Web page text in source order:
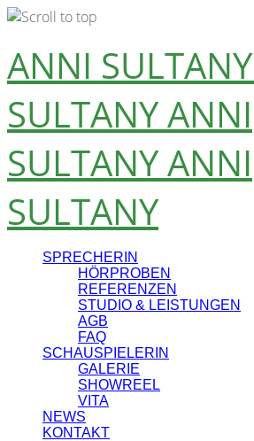
Skip
to
content
ANNI SULTANY
SULTANYANNI
SULTANYANNI
SULTANY
SPRECHERIN
HÖRPROBEN
REFERENZEN
STUDIO & LEISTUNGEN
AGB
FAQ
SCHAUSPIELERIN
GALERIE
SHOWREEL
VITA
NEWS
KONTAKT